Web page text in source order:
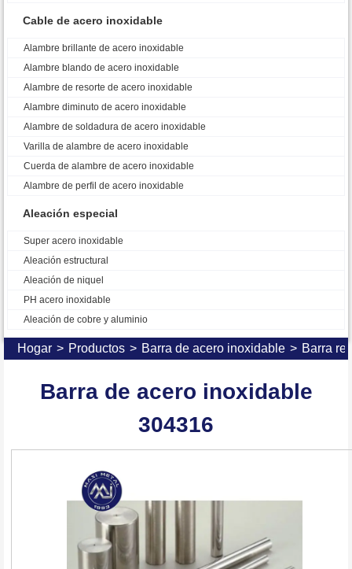
Cable de acero inoxidable
Alambre brillante de acero inoxidable
Alambre blando de acero inoxidable
Alambre de resorte de acero inoxidable
Alambre diminuto de acero inoxidable
Alambre de soldadura de acero inoxidable
Varilla de alambre de acero inoxidable
Cuerda de alambre de acero inoxidable
Alambre de perfil de acero inoxidable
Aleación especial
Super acero inoxidable
Aleación estructural
Aleación de niquel
PH acero inoxidable
Aleación de cobre y aluminio
Hogar > Productos > Barra de acero inoxidable > Barra
Barra de acero inoxidable
304316